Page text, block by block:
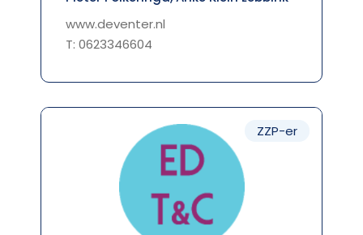
www.deventer.nl
T: 0623346604
ZZP-er